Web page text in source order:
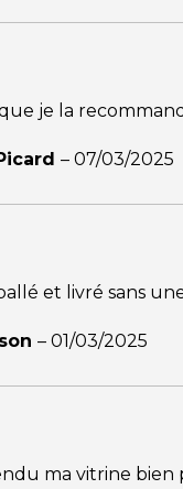
je la
– 07/03/2025
et livré sans
– 01/03/2025
ma vitrine bien